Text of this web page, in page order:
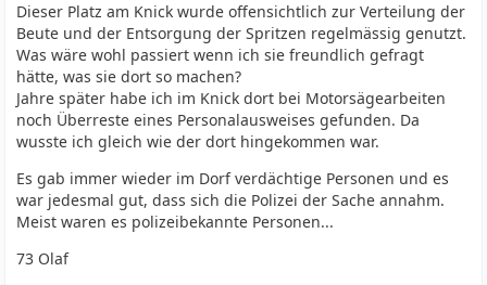
Dieser Platz am Knick wurde offensichtlich zur Verteilung der
Beute und der Entsorgung der Spritzen regelmässig genutzt.
Was wäre wohl passiert wenn ich sie freundlich gefragt
hätte, was sie dort so machen?
Jahre später habe ich im Knick dort bei Motorsägearbeiten
noch Überreste eines Personalausweises gefunden. Da
wusste ich gleich wie der dort hingekommen war.
Es gab immer wieder im Dorf verdächtige Personen und es
war jedesmal gut, dass sich die Polizei der Sache annahm.
Meist waren es polizeibekannte Personen...
73 Olaf